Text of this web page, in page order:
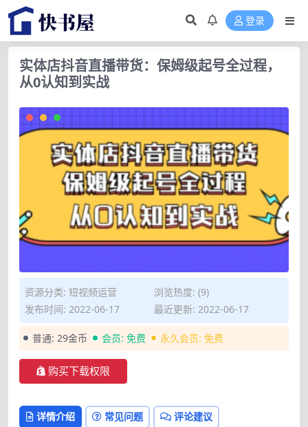
登录
实体店抖音直播带货：保姆级起号全过程，
从0认知到实战
资源分类: 短视频运营
浏览热度: (9)
发布时间: 2022-06-17
最近更新: 2022-06-17
普通: 29金币 会员: 免费 永久会员: 免费
购买下载权限
详情介绍 常见问题 评论建议